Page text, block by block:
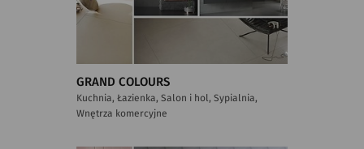
GRAND COLOURS
Kuchnia, Łazienka, Salon i hol, Sypialnia,
Wnętrza komercyjne